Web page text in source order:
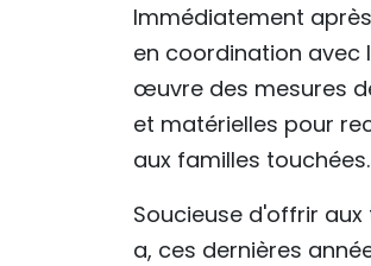
Immédiatement
en coordination avec
œuvre des mesures
et matérielles pour
aux familles touchées.
Soucieuse d'offrir
a, ces dernières